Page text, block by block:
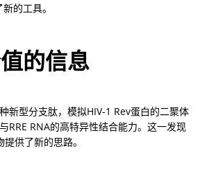
的工具。
的信息
新型分支肽，模拟HIV-1 Rev蛋白的二聚体
RRE RNA的高特异性结合能力。这一发现
供了新的思路。